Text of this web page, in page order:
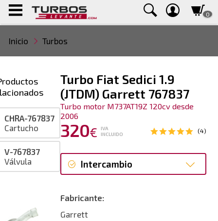
0
Inicio Turbos
Turbo Fiat Sedici 1.9
(JTDM) Garrett 767837
Turbo motor M737AT19Z 120cv desde
2006
320€
IVA
INCLUIDO
(4)
Intercambio
Reconstrucción
Fabricante:
Garrett
CHRA-767837
Cartucho
V-767837
Válvula